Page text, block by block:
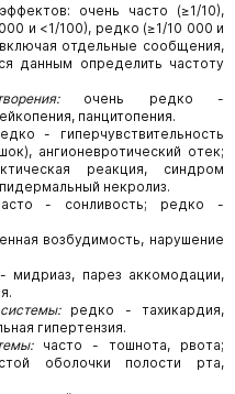
очень часто (≥1/10),
и <1/100), редко (≥1/10 000 и
отдельные сообщения,
данным определить частоту
очень редко -
панцитопения.
- гиперчувствительность
ангионевротический отек;
реакция, синдром
некролиз.
- сонливость; редко -
возбудимость, нарушение
парез аккомодации,
редко - тахикардия,
гипертензия.
часто - тошнота, рвота;
оболочки полости рта,